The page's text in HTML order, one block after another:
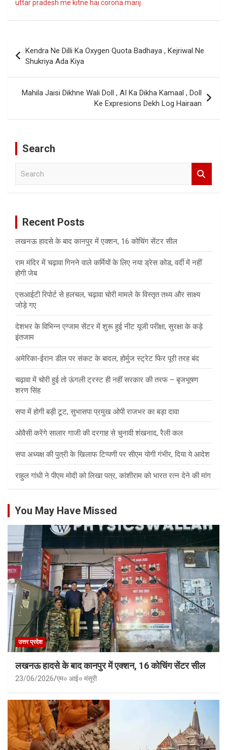
uttar pradesh me kitne hai corona marij
navigation
Kendra Ne Dilli Ka Oxygen Quota Badhaya , Kejriwal Ne
Shukriya Ada Kiya
Mahila Jaisi Dikhne Wali Doll , AI Ka Dikha Kamaal , Doll
Ke Expresions Dekh Log Hairaan
Search
Recent Posts
लखनऊ हादसे के बाद कानपुर में एक्शन, 16 कोचिंग सेंटर सील
राम मंदिर में चढ़ावा गिनने वाले कर्मियों के लिए नया ड्रेस कोड, वर्दी में नहीं
होगी जेब
एसआईटी रिपोर्ट से हलचल, चढ़ावा चोरी मामले के विस्तृत तथ्य और साक्ष्य
जोड़े गए
देशभर के विभिन्न एग्जाम सेंटर में शुरू हुई नीट यूजी परीक्षा, सुरक्षा के कड़े
इंतजाम
अमेरिका-ईरान डील पर संकट के बादल, होर्मुज स्ट्रेट फिर पूरी तरह बंद
चढ़ावा में चोरी हुई तो ऊंगली ट्रस्ट ही नहीं सरकार की तरफ – बृजभूषण
शरण सिंह
सपा में होगी बड़ी टूट, सुभासपा प्रमुख ओपी राजभर का बड़ा दावा
ओवैसी करेंगे सालार गाजी की दरगाह से चुनावी शंखनाद, रैली कल
सपा अध्यक्ष की पुत्री के खिलाफ टिप्पणी पर सीएम योगी गंभीर, दिया ये आदेश
राहुल गांधी ने पीएम मोदी को लिखा पत्र, कांशीराम को भारत रत्न देने की मांग
You May Have Missed
उत्तर प्रदेश
लखनऊ हादसे के बाद कानपुर में एक्शन, 16 कोचिंग सेंटर सील
23/06/2026 एम० आई० मंसूरी